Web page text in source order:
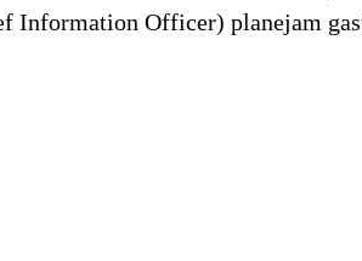
Information Officer) planejam